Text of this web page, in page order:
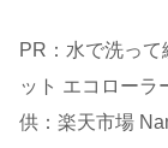
PR：水で洗っ
ット エコローラ
供：楽天市場